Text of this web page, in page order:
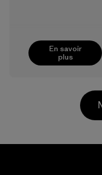
En savoir
plus